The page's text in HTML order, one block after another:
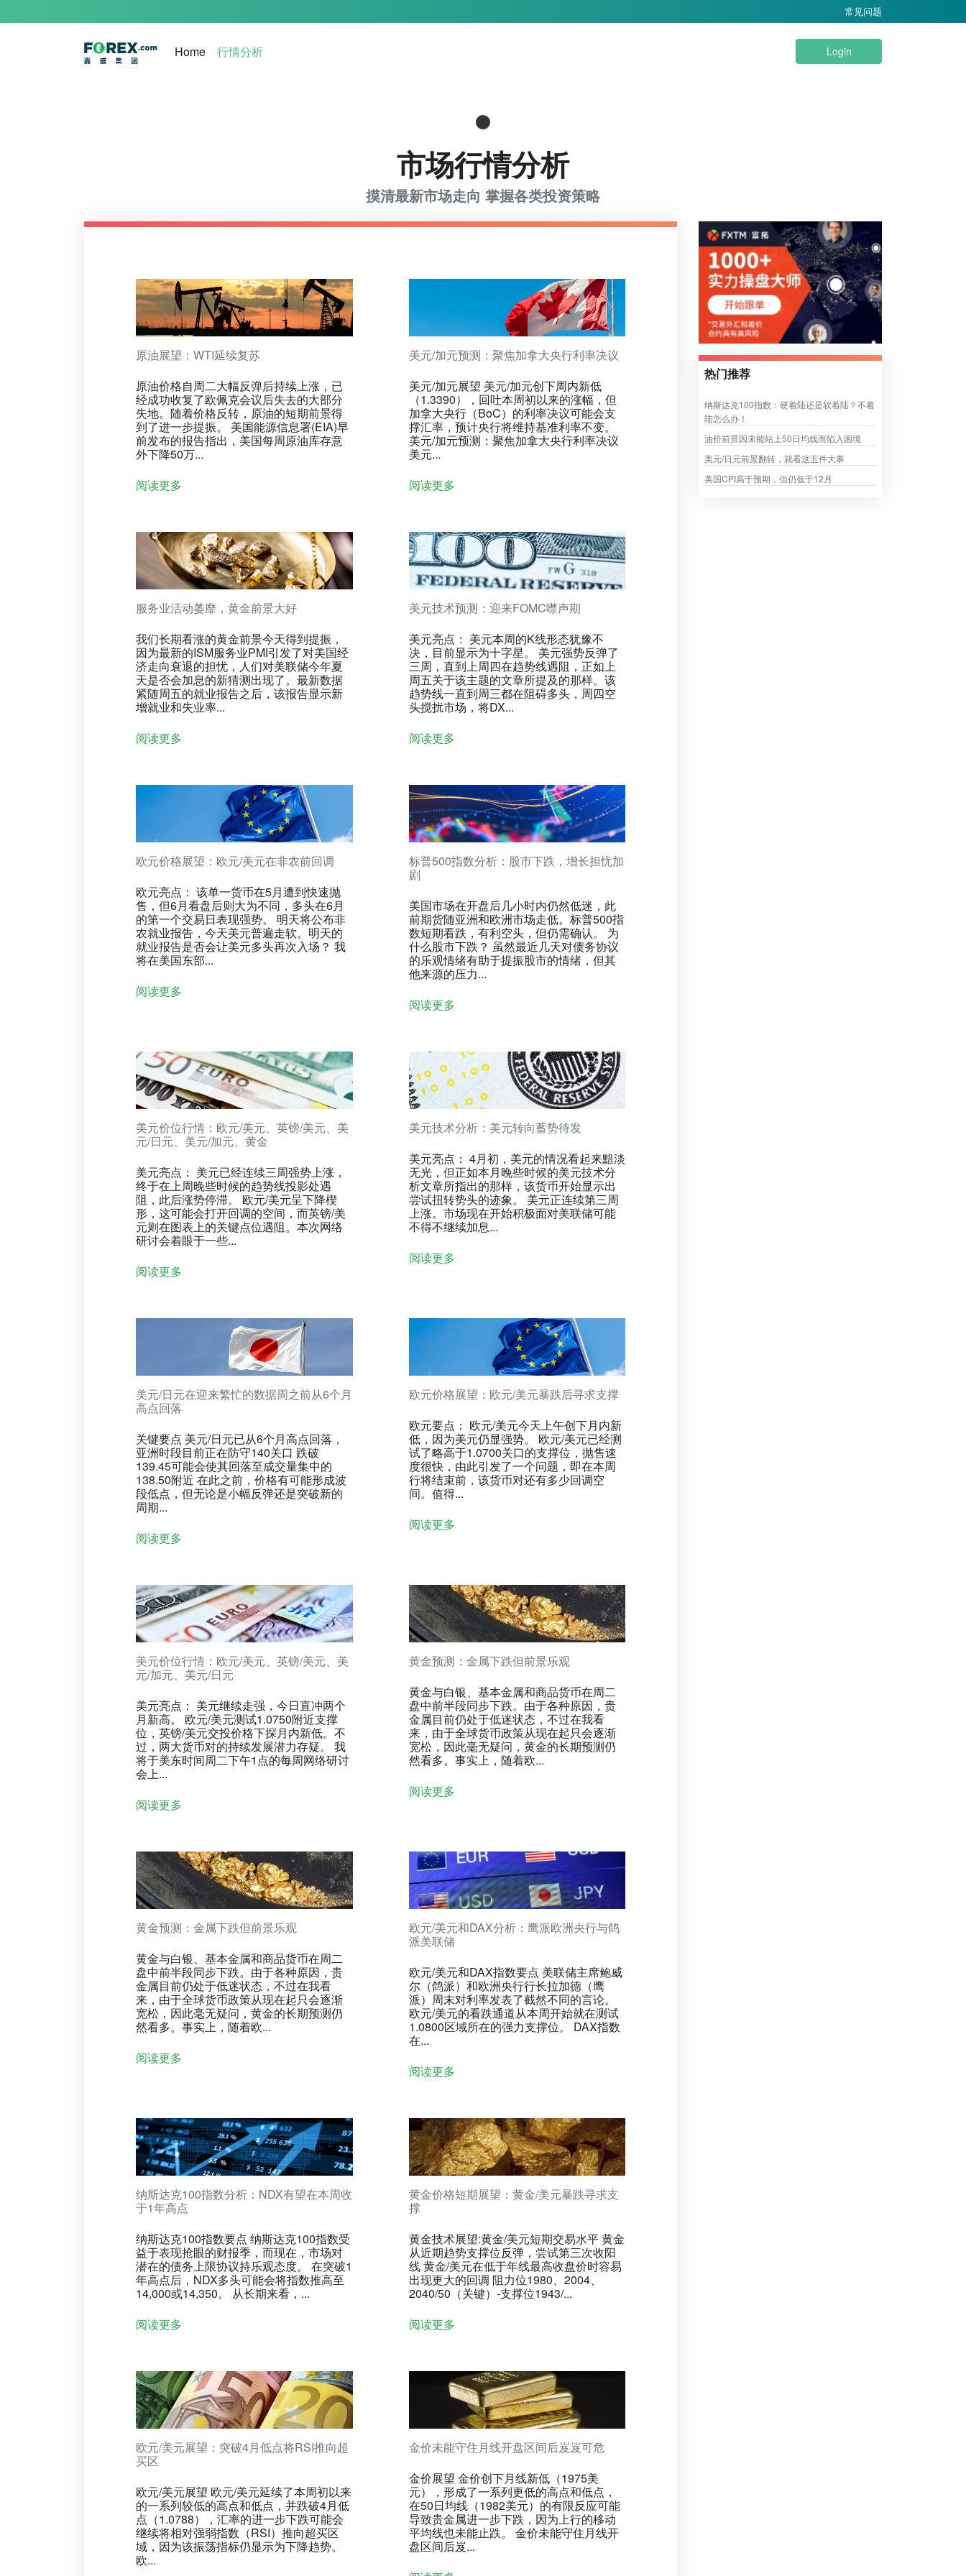
常见问题
Home(current)
行情分析 Login
市场行情分析
摸清最新市场走向 掌握各类投资策略
原油展望：WTI延续复苏
原油价格自周二大幅反弹后持续上涨，已
经成功收复了欧佩克会议后失去的大部分
失地。随着价格反转，原油的短期前景得
到了进一步提振。 美国能源信息署(EIA)早
前发布的报告指出，美国每周原油库存意
外下降50万...
阅读更多
美元/加元预测：聚焦加拿大央行利率决议
美元/加元展望 美元/加元创下周内新低
（1.3390），回吐本周初以来的涨幅，但
加拿大央行（BoC）的利率决议可能会支
撑汇率，预计央行将维持基准利率不变。
美元/加元预测：聚焦加拿大央行利率决议
美元...
阅读更多
服务业活动萎靡，黄金前景大好
我们长期看涨的黄金前景今天得到提振，
因为最新的ISM服务业PMI引发了对美国经
济走向衰退的担忧，人们对美联储今年夏
天是否会加息的新猜测出现了。最新数据
紧随周五的就业报告之后，该报告显示新
增就业和失业率...
阅读更多
美元技术预测：迎来FOMC噤声期
美元亮点： 美元本周的K线形态犹豫不
决，目前显示为十字星。 美元强势反弹了
三周，直到上周四在趋势线遇阻，正如上
周五关于该主题的文章所提及的那样。该
趋势线一直到周三都在阻碍多头，周四空
头搅扰市场，将DX...
阅读更多
欧元价格展望：欧元/美元在非农前回调
欧元亮点： 该单一货币在5月遭到快速抛
售，但6月看盘后则大为不同，多头在6月
的第一个交易日表现强势。 明天将公布非
农就业报告，今天美元普遍走软。明天的
就业报告是否会让美元多头再次入场？ 我
将在美国东部...
阅读更多
标普500指数分析：股市下跌，增长担忧加
剧
美国市场在开盘后几小时内仍然低迷，此
前期货随亚洲和欧洲市场走低。标普500指
数短期看跌，有利空头，但仍需确认。 为
什么股市下跌？ 虽然最近几天对债务协议
的乐观情绪有助于提振股市的情绪，但其
他来源的压力...
阅读更多
美元价位行情：欧元/美元、英镑/美元、美
元/日元、美元/加元、黄金
美元亮点： 美元已经连续三周强势上涨，
终于在上周晚些时候的趋势线投影处遇
阻，此后涨势停滞。 欧元/美元呈下降楔
形，这可能会打开回调的空间，而英镑/美
元则在图表上的关键点位遇阻。本次网络
研讨会着眼于一些...
阅读更多
美元技术分析：美元转向蓄势待发
美元亮点： 4月初，美元的情况看起来黯淡
无光，但正如本月晚些时候的美元技术分
析文章所指出的那样，该货币开始显示出
尝试扭转势头的迹象。 美元正连续第三周
上涨。市场现在开始积极面对美联储可能
不得不继续加息...
阅读更多
美元/日元在迎来繁忙的数据周之前从6个月
高点回落
关键要点 美元/日元已从6个月高点回落，
亚洲时段目前正在防守140关口 跌破
139.45可能会使其回落至成交量集中的
138.50附近 在此之前，价格有可能形成波
段低点，但无论是小幅反弹还是突破新的
周期...
阅读更多
欧元价格展望：欧元/美元暴跌后寻求支撑
欧元要点： 欧元/美元今天上午创下月内新
低，因为美元仍显强势。 欧元/美元已经测
试了略高于1.0700关口的支撑位，抛售速
度很快，由此引发了一个问题，即在本周
行将结束前，该货币对还有多少回调空
间。值得...
阅读更多
美元价位行情：欧元/美元、英镑/美元、美
元/加元、美元/日元
美元亮点： 美元继续走强，今日直冲两个
月新高。 欧元/美元测试1.0750附近支撑
位，英镑/美元交投价格下探月内新低。不
过，两大货币对的持续发展潜力存疑。 我
将于美东时间周二下午1点的每周网络研讨
会上...
阅读更多
黄金预测：金属下跌但前景乐观
黄金与白银、基本金属和商品货币在周二
盘中前半段同步下跌。由于各种原因，贵
金属目前仍处于低迷状态，不过在我看
来，由于全球货币政策从现在起只会逐渐
宽松，因此毫无疑问，黄金的长期预测仍
然看多。事实上，随着欧...
阅读更多
黄金预测：金属下跌但前景乐观
黄金与白银、基本金属和商品货币在周二
盘中前半段同步下跌。由于各种原因，贵
金属目前仍处于低迷状态，不过在我看
来，由于全球货币政策从现在起只会逐渐
宽松，因此毫无疑问，黄金的长期预测仍
然看多。事实上，随着欧...
阅读更多
欧元/美元和DAX分析：鹰派欧洲央行与鸽
派美联储
欧元/美元和DAX指数要点 美联储主席鲍威
尔（鸽派）和欧洲央行行长拉加德（鹰
派）周末对利率发表了截然不同的言论。
欧元/美元的看跌通道从本周开始就在测试
1.0800区域所在的强力支撑位。 DAX指数
在...
阅读更多
纳斯达克100指数分析：NDX有望在本周收
于1年高点
纳斯达克100指数要点 纳斯达克100指数受
益于表现抢眼的财报季，而现在，市场对
潜在的债务上限协议持乐观态度。 在突破1
年高点后，NDX多头可能会将指数推高至
14,000或14,350。 从长期来看，...
阅读更多
黄金价格短期展望：黄金/美元暴跌寻求支
撑
黄金技术展望:黄金/美元短期交易水平 黄金
从近期趋势支撑位反弹，尝试第三次收阳
线 黄金/美元在低于年线最高收盘价时容易
出现更大的回调 阻力位1980、2004、
2040/50（关键）-支撑位1943/...
阅读更多
欧元/美元展望：突破4月低点将RSI推向超
买区
欧元/美元展望 欧元/美元延续了本周初以来
的一系列较低的高点和低点，并跌破4月低
点（1.0788），汇率的进一步下跌可能会
继续将相对强弱指数（RSI）推向超买区
域，因为该振荡指标仍显示为下降趋势。
欧...
金价未能守住月线开盘区间后岌岌可危
金价展望 金价创下月线新低（1975美
元），形成了一系列更低的高点和低点，
在50日均线（1982美元）的有限反应可能
导致贵金属进一步下跌，因为上行的移动
平均线也未能止跌。 金价未能守住月线开
盘区间后岌...
热门推荐
纳斯达克100指数：硬着陆还是软着陆？不着
陆怎么办！
油价前景因未能站上50日均线而陷入困境
美元/日元前景翻转，就看这五件大事
美国CPI高于预期，但仍低于12月